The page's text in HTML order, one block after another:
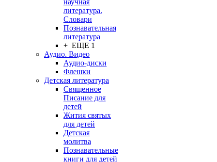
научная
литература.
Словари
Познавательная
литература
+ ЕЩЕ 1
Аудио. Видео
Аудио-диски
Флешки
Детская литература
Священное
Писание для
детей
Жития святых
для детей
Детская
молитва
Познавательные
книги для детей